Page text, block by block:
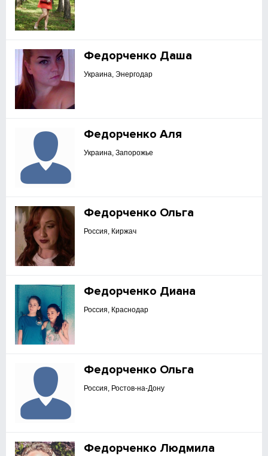
Федорченко Даша
Украина, Энергодар
Федорченко Аля
Украина, Запорожье
Федорченко Ольга
Россия, Киржач
Федорченко Диана
Россия, Краснодар
Федорченко Ольга
Россия, Ростов-на-Дону
Федорченко Людмила